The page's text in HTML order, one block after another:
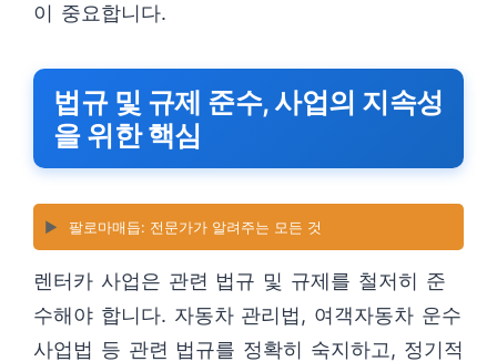
이 중요합니다.
법규 및 규제 준수, 사업의 지속성
을 위한 핵심
▶️ 팔로마매듭: 전문가가 알려주는 모든 것
렌터카 사업은 관련 법규 및 규제를 철저히 준
수해야 합니다. 자동차 관리법, 여객자동차 운수
사업법 등 관련 법규를 정확히 숙지하고, 정기적